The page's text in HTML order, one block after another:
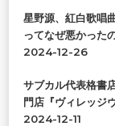
星野源、紅白歌唱
ってなぜ悪かった
2024-12-26
サブカル代表格書
門店『ヴィレッジ
2024-12-11